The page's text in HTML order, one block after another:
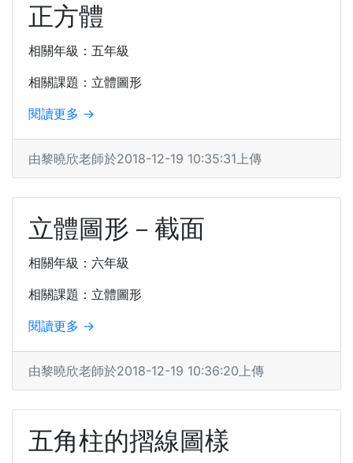
正方體
相關年級：五年級
相關課題：立體圖形
閱讀更多 →
由黎曉欣老師於2018-12-19 10:35:31上傳
立體圖形－截面
相關年級：六年級
相關課題：立體圖形
閱讀更多 →
由黎曉欣老師於2018-12-19 10:36:20上傳
五角柱的摺線圖樣